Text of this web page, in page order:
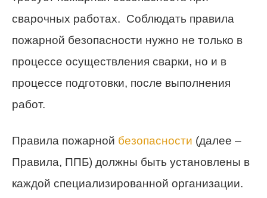
сварочных работах. Соблюдать правила
пожарной безопасности нужно не только в
процессе осуществления сварки, но и в
процессе подготовки, после выполнения
работ.
Правила пожарной безопасности (далее –
Правила, ППБ) должны быть установлены в
каждой специализированной организации.